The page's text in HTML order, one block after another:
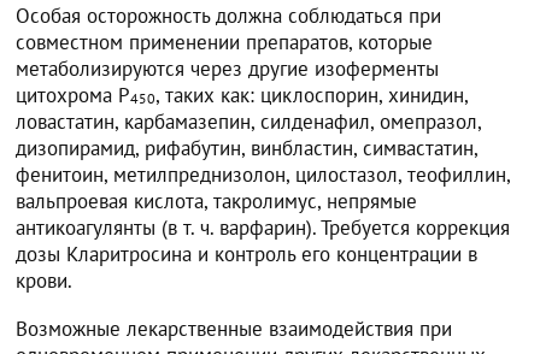
Особая осторожность должна соблюдаться при
совместном применении препаратов, которые
метаболизируются через другие изоферменты
цитохрома Р450, таких как: циклоспорин, хинидин,
ловастатин, карбамазепин, силденафил, омепразол,
дизопирамид, рифабутин, винбластин, симвастатин,
фенитоин, метилпреднизолон, цилостазол, теофиллин,
вальпроевая кислота, такролимус, непрямые
антикоагулянты (в т. ч. варфарин). Требуется коррекция
дозы Кларитросина и контроль его концентрации в
крови.
Возможные лекарственные взаимодействия при